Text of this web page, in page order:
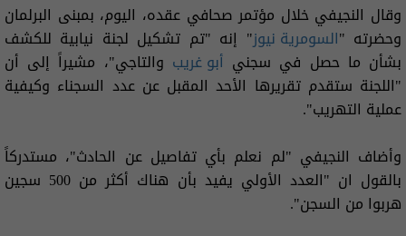
وقال النجيفي خلال مؤتمر صحافي عقده، اليوم، بمبنى البرلمان
وحضرته "السومرية نيوز" إنه "تم تشكيل لجنة نيابية للكشف
بشأن ما حصل في سجني أبو غريب والتاجي"، مشيراً إلى أن
"اللجنة ستقدم تقريرها الأحد المقبل عن عدد السجناء وكيفية
عملية التهريب".
وأضاف النجيفي "لم نعلم بأي تفاصيل عن الحادث"، مستدركاً
بالقول ان "العدد الأولي يفيد بأن هناك أكثر من 500 سجين
هربوا من السجن".